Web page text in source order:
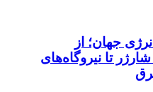
جهان؛ از
تا نیروگاه‌های